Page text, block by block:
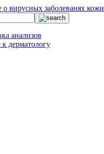
о вирусных заболеванях кожи
анализов
к дерматологу